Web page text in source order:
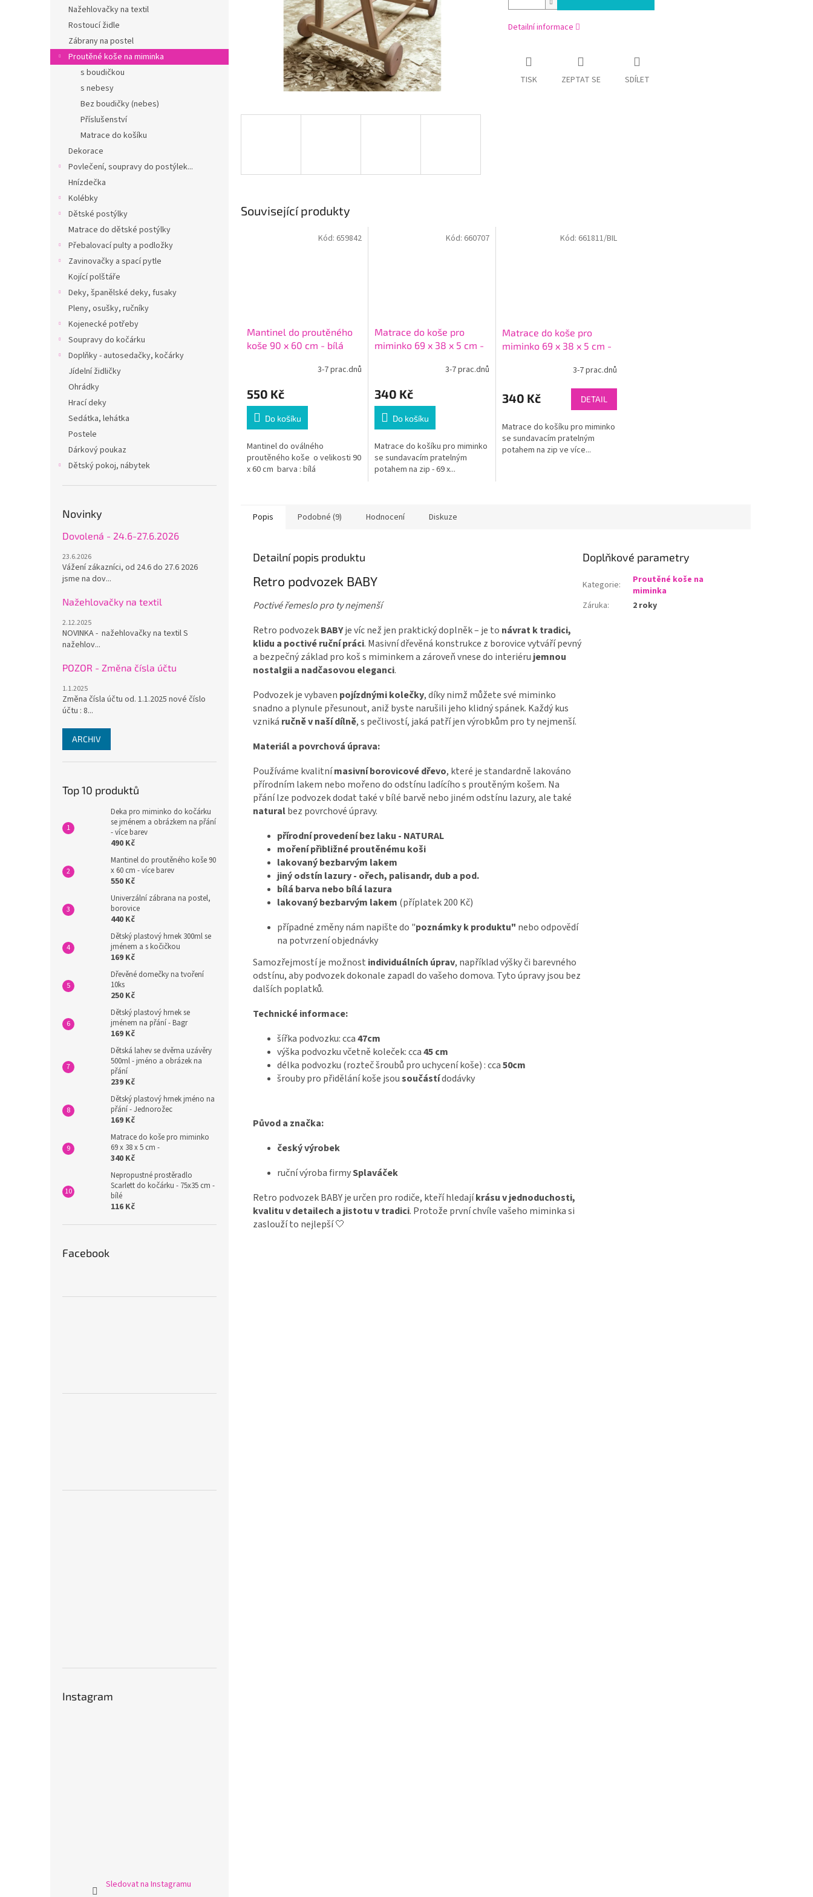
Nažehlovačky na textil
Rostoucí židle
Zábrany na postel
Proutěné koše na miminka
s boudičkou
s nebesy
Bez boudičky (nebes)
Příslušenství
Matrace do košíku
Dekorace
Povlečení, soupravy do postýlek...
Hnízdečka
Kolébky
Dětské postýlky
Matrace do dětské postýlky
Přebalovací pulty a podložky
Zavinovačky a spací pytle
Kojící polštáře
Deky, španělské deky, fusaky
Pleny, osušky, ručníky
Kojenecké potřeby
Soupravy do kočárku
Doplňky - autosedačky, kočárky
Jídelní židličky
Ohrádky
Hrací deky
Sedátka, lehátka
Postele
Dárkový poukaz
Dětský pokoj, nábytek
Novinky
Dovolená - 24.6-27.6.2026
23.6.2026
Vážení zákazníci, od 24.6 do 27.6 2026
jsme na dov...
Nažehlovačky na textil
2.12.2025
NOVINKA - nažehlovačky na textil S
nažehlov...
POZOR - Změna čísla účtu
1.1.2025
Změna čísla účtu od. 1.1.2025 nové číslo
účtu : 8...
ARCHIV
Top 10 produktů
Deka pro miminko do kočárku
se jménem a obrázkem na přání
- více barev
490 Kč
Mantinel do proutěného koše 90
x 60 cm - více barev
550 Kč
Univerzální zábrana na postel,
borovice
440 Kč
Dětský plastový hrnek 300ml se
jménem a s kočičkou
169 Kč
Dřevěné domečky na tvoření
10ks
250 Kč
Dětský plastový hrnek se
jménem na přání - Bagr
169 Kč
Dětská lahev se dvěma uzávěry
500ml - jméno a obrázek na
přání
239 Kč
Dětský plastový hrnek jméno na
přání - Jednorožec
169 Kč
Matrace do koše pro miminko
69 x 38 x 5 cm -
340 Kč
Nepropustné prostěradlo
Scarlett do kočárku - 75x35 cm -
bílé
116 Kč
Facebook
Instagram
Sledovat na Instagramu
Detailní informace
TISK ZEPTAT SE SDÍLET
Související produkty
Mantinel do proutěného
koše 90 x 60 cm - bílá
3-7 prac.dnů
550 Kč
Do košíku
Mantinel do oválného
proutěného koše o velikosti 90
x 60 cm barva : bílá
Kód: 659842
Matrace do koše pro
miminko 69 x 38 x 5 cm -
3-7 prac.dnů
340 Kč
Do košíku
Matrace do košíku pro miminko
se sundavacím pratelným
potahem na zip - 69 x...
Kód: 660707
Matrace do koše pro
miminko 69 x 38 x 5 cm -
3-7 prac.dnů
340 Kč DETAIL
Matrace do košíku pro miminko
se sundavacím pratelným
potahem na zip ve více...
Kód: 661811/BIL
Popis Podobné (9) Hodnocení Diskuze
Detailní popis produktu
Retro podvozek BABY
Poctivé řemeslo pro ty nejmenší
Retro podvozekBABYje víc než jen praktický doplněk – je to návrat k tradici,
klidu a poctivé ruční práci. Masivní dřevěná konstrukce z borovice vytváří pevný
a bezpečný základ pro koš s miminkem a zároveň vnese do interiéru jemnou
nostalgii a nadčasovou eleganci.
Podvozek je vybaven pojízdnými kolečky, díky nimž můžete své miminko
snadno a plynule přesunout, aniž byste narušili jeho klidný spánek. Každý kus
vzniká ručně v naší dílně, s pečlivostí, jaká patří jen výrobkům pro ty nejmenší.
Materiál a povrchová úprava:
Používáme kvalitnímasivní borovicové dřevo, které je standardně lakováno
přírodním lakem nebo mořeno do odstínu ladícího s proutěným košem. Na
přání lze podvozek dodat také v bílé barvě nebo jiném odstínu lazury, ale také
naturalbez povrchové úpravy.
přírodní provedení bez laku - NATURAL
moření přibližné proutěnému koši
lakovaný bezbarvým lakem
jiný odstín lazury - ořech, palisandr, dub a pod.
bílá barva nebo bílá lazura
lakovaný bezbarvým lakem (příplatek 200 Kč)
případné změny nám napište do "poznámky k produktu" nebo odpovědí
na potvrzení objednávky
Samozřejmostí je možnost individuálních úprav, například výšky či barevného
odstínu, aby podvozek dokonale zapadl do vašeho domova. Tyto úpravy jsou bez
dalších poplatků.
Technické informace:
šířka podvozku: cca47cm
výška podvozku včetně koleček: cca45 cm
délka podvozku (rozteč šroubů pro uchycení koše) : cca50cm
šrouby pro přidělání koše jsousoučástídodávky
Původ a značka:
český výrobek
ruční výroba firmySplaváček
Retro podvozek BABY je určen pro rodiče, kteří hledajíkrásu v jednoduchosti,
kvalitu v detailech a jistotu v tradici. Protože první chvíle vašeho miminka si
zaslouží to nejlepší 🤍
Doplňkové parametry
Kategorie:
Proutěné koše na
miminka
Záruka: 2 roky